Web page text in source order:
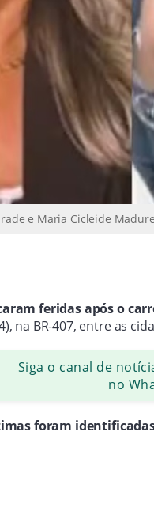
e Maria Cicleide
feridas após o
na BR-407, entre as
Siga o canal de
no
foram